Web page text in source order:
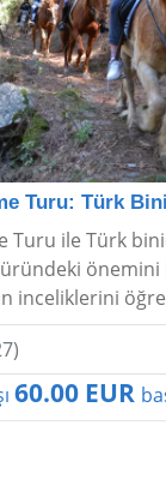
Turu: Türk
Turu ile Türk
önemini
inceliklerini
60.00 EUR